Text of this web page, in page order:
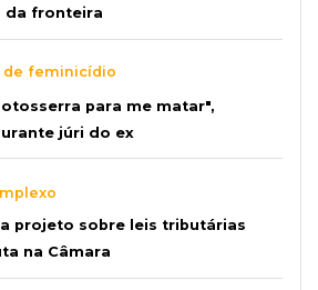
da fronteira
feminicídio
para me matar",
júri do ex
projeto sobre leis tributárias
na Câmara